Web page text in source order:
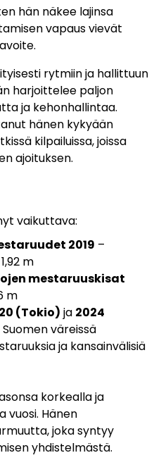
hän näkee lajinsa
vapaus vievät
rytmiin ja hallittuun
harjoittelee paljon
ja kehonhallintaa.
hänen kykyään
kilpailuissa, joissa
ajoituksen.
vaikuttava:
2019 –
m
mestaruuskisat
m
(Tokio) ja 2024
väreissä
ja kansainvälisiä
korkealla ja
vuosi. Hänen
joka syntyy
yhdistelmästä.